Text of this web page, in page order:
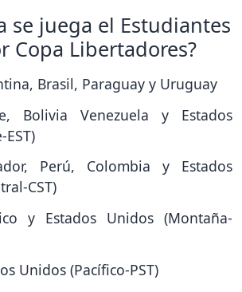
se juega el Estudiantes
Copa Libertadores?
Brasil, Paraguay y Uruguay
Bolivia Venezuela y Estados
EST)
Perú, Colombia y Estados
CST)
y Estados Unidos (Montaña-
Unidos (Pacífico-PST)